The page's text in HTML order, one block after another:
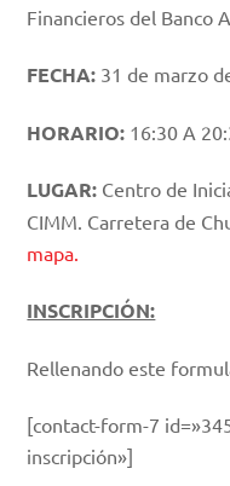
Financieros del Banco
FECHA: 31 de marzo
HORARIO: 16:30 A
LUGAR: Centro de
CIMM. Carretera de
mapa.
INSCRIPCIÓN:
Rellenando este
[contact-form-7
inscripción»]